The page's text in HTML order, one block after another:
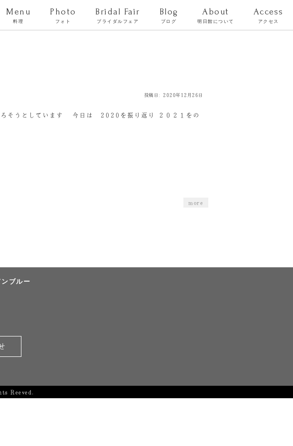
Menu
料理
Photo
フォト
Bridal Fair
ブライダルフェア
Blog
ブログ
About
明日館について
Access
アクセス
投稿日: 2020年12月26日
ろそうとしています 今日は 2020を振り返り ２０２１をの
more
ンブルー
Reeved.